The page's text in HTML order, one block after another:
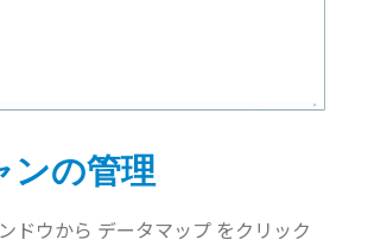
ンの管理
ドウから データマップ をクリック